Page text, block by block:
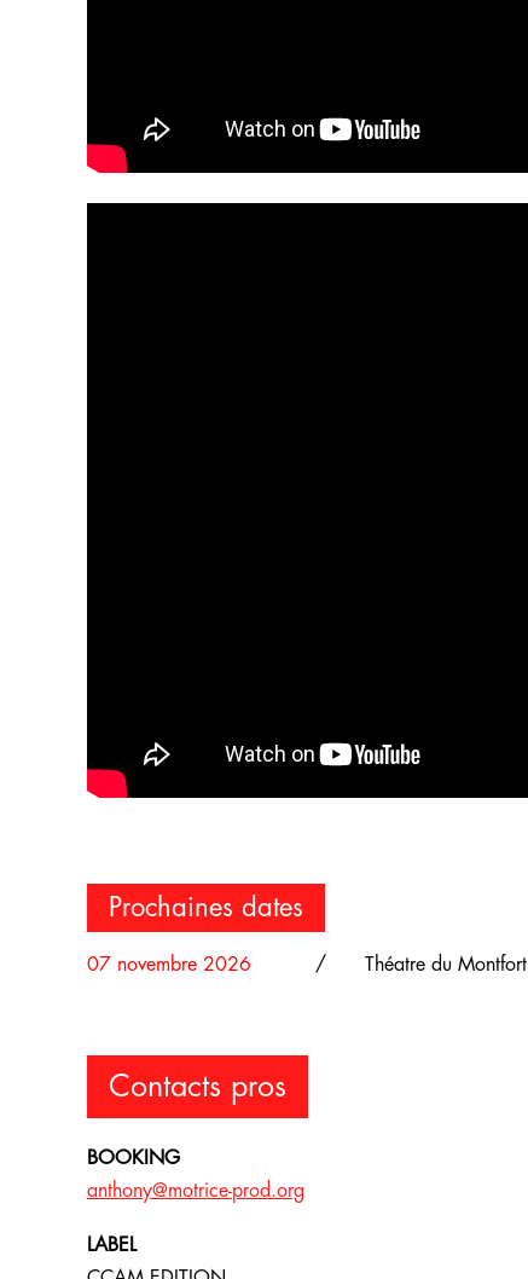
Prochaines dates
07 novembre 2026 / Théatre du Montfort
Contacts pros
BOOKING
anthony@motrice-prod.org
LABEL